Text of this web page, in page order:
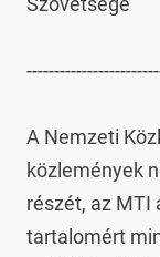
A Nemzeti
közlemények
részét, az
tartalomért